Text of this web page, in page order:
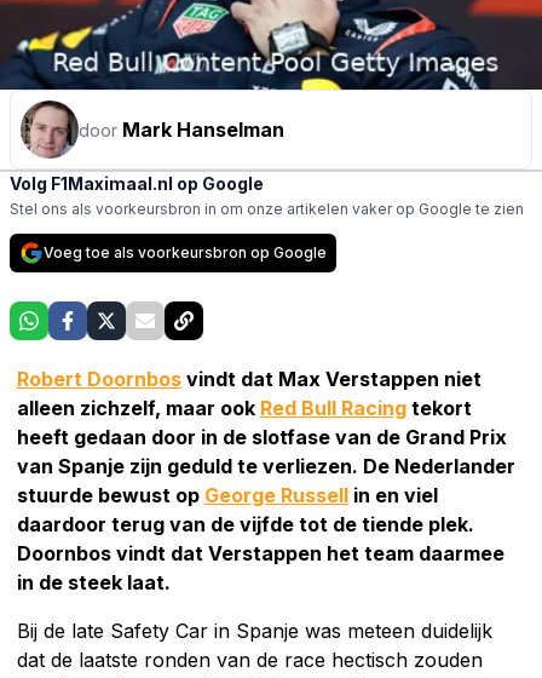
door Mark Hanselman
Volg F1Maximaal.nl op Google
Stel ons als voorkeursbron in om onze artikelen vaker op Google te zien
Voeg toe als voorkeursbron op Google
Robert Doornbos vindt dat Max Verstappen niet
alleen zichzelf, maar ook Red Bull Racing tekort
heeft gedaan door in de slotfase van de Grand Prix
van Spanje zijn geduld te verliezen. De Nederlander
stuurde bewust op George Russell in en viel
daardoor terug van de vijfde tot de tiende plek.
Doornbos vindt dat Verstappen het team daarmee
in de steek laat.
Bij de late Safety Car in Spanje was meteen duidelijk
dat de laatste ronden van de race hectisch zouden